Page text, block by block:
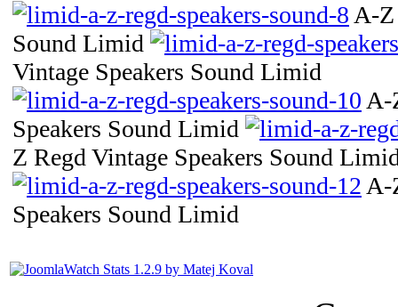
A-Z
Sound Limid
Vintage Speakers Sound Limid
A-
Speakers Sound Limid
Z Regd Vintage Speakers Sound
A-
Speakers Sound Limid